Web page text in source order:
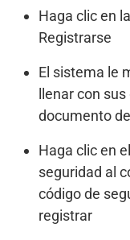
Haga clic en
Registrarse
El sistema le
llenar con
documento
Haga clic en
seguridad al
código de
registrar